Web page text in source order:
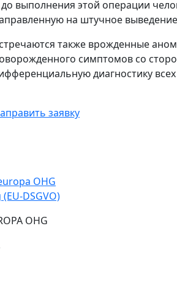
выполнения этой операции
на штучное
также врожденные
симптомов со
диагностику
заявку
OHG
DSGVO)
OHG